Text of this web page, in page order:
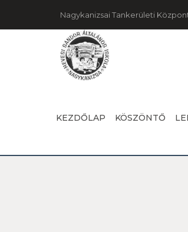
Nagykanizsai Tankerületi
KEZDŐLAP KÖSZÖNTŐ